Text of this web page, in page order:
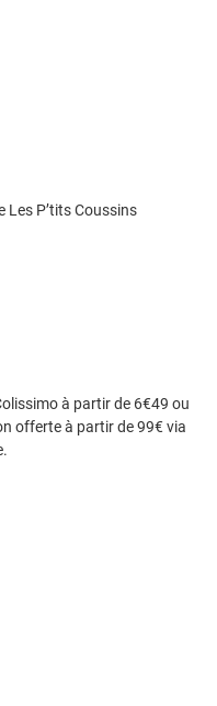
Les P’tits Coussins
à partir de 6€49 ou
offerte à partir de 99€ via